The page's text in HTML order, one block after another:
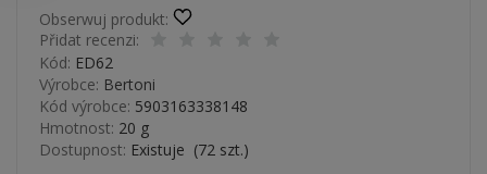
Obserwuj produkt:
Přidat recenzi:
Kód: ED62
Výrobce: Bertoni
Kód výrobce: 5903163338148
Hmotnost: 20 g
Dostupnost: Existuje (72 szt.)